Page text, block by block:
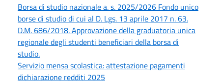
Borsa di studio nazionale a. s. 2025/2026 Fondo unico
borse di studio di cui al D. Lgs. 13 aprile 2017 n. 63.
D.M. 686/2018. Approvazione della graduatoria unica
regionale degli studenti beneficiari della borsa di
studio.
Servizio mensa scolastica: attestazione pagamenti
dichiarazione redditi 2025